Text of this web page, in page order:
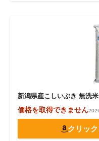
新潟県産こしいぶき 無洗
価格を取得できません
クリッ